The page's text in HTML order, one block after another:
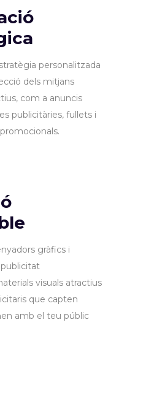
personalitzada
dels mitjans
com a anuncis
publicitàries, fullets i
gràfics i
visuals atractius
que capten
amb el teu públic